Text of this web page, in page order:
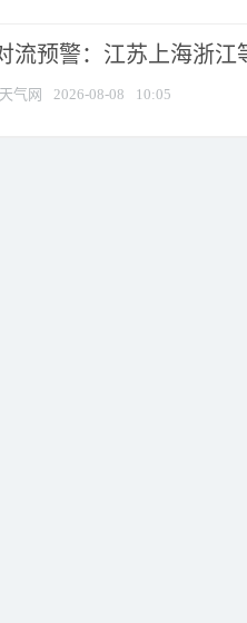
流预警：江苏上海浙江
气网 2026-08-08 10:05